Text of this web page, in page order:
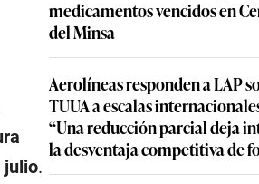
julio.
medicamentos vencidos en
del Minsa
Aerolíneas responden a LAP
TUUA a escalas
“Una reducción parcial deja
la desventaja competitiva de